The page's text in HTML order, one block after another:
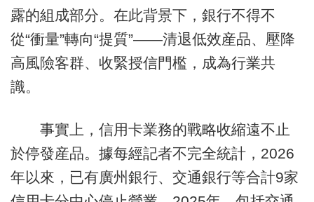
露的組成部分。在此背景下，銀行不得不
從“衝量”轉向“提質”——清退低效産品、壓降
高風險客群、收緊授信門檻，成為行業共
識。
事實上，信用卡業務的戰略收縮遠不止
於停發産品。據每經記者不完全統計，2026
年以來，已有廣州銀行、交通銀行等合計9家